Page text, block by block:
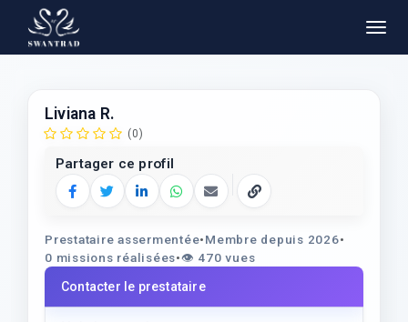
Liviana R.
(0)
Partager ce profil
Facebook
TwitterLinkedInWhatsApp
E‑mailCopier le lien
Prestataire assermentée•Membre depuis 2026•
0 missions réalisées•👁️ 470 vues
Contacter le prestataire